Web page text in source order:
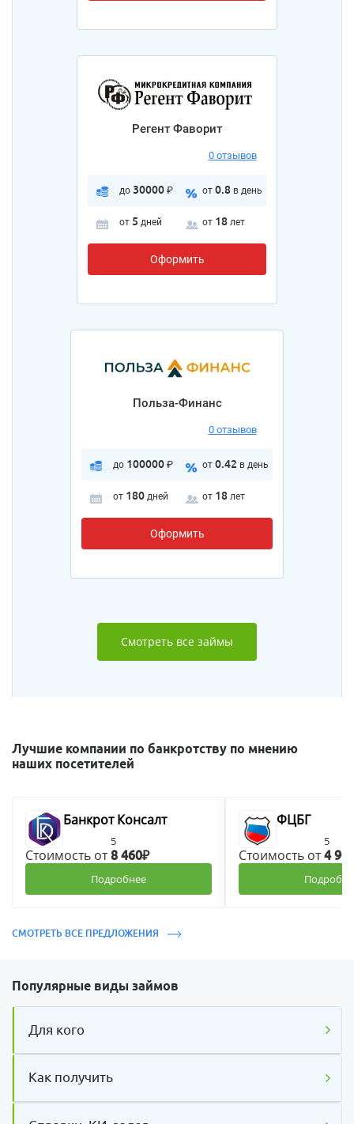
Регент Фаворит
0 отзывов
до 30000 ₽ от 0.8 в день
от 5 дней от 18 лет
Оформить
Польза-Финанс
0 отзывов
до 100000 ₽ от 0.42 в день
от 180 дней от 18 лет
Оформить
Смотреть все займы
Лучшие компании по банкротству по мнению
наших посетителей
Банкрот Консалт
5
Стоимость от8 460₽
Подробнее
ФЦБГ
5
Стоимость от4
СМОТРЕТЬ ВСЕ ПРЕДЛОЖЕНИЯ
Популярные виды займов
Для кого
Как получить